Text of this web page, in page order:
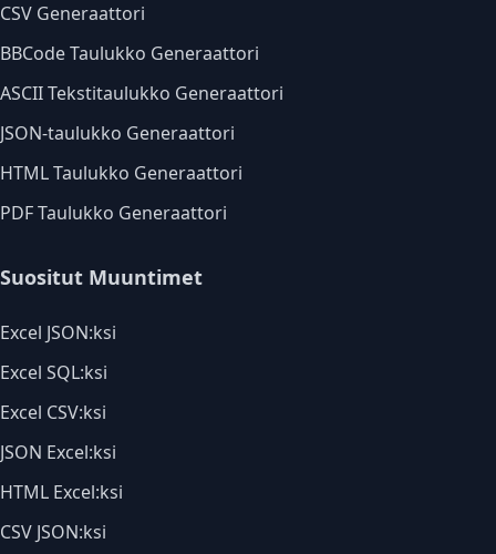
CSV Generaattori
BBCode Taulukko Generaattori
ASCII Tekstitaulukko Generaattori
JSON-taulukko Generaattori
HTML Taulukko Generaattori
PDF Taulukko Generaattori
Suositut Muuntimet
Excel JSON:ksi
Excel SQL:ksi
Excel CSV:ksi
JSON Excel:ksi
HTML Excel:ksi
CSV JSON:ksi